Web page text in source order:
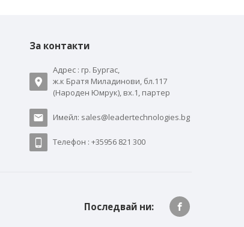
За контакти
Адрес : гр. Бургас,
ж.к Братя Миладинови, бл.117
(Народен Юмрук), вх.1, партер
Имейл: sales@leadertechnologies.bg
Телефон : +35956 821 300
Последвай ни: